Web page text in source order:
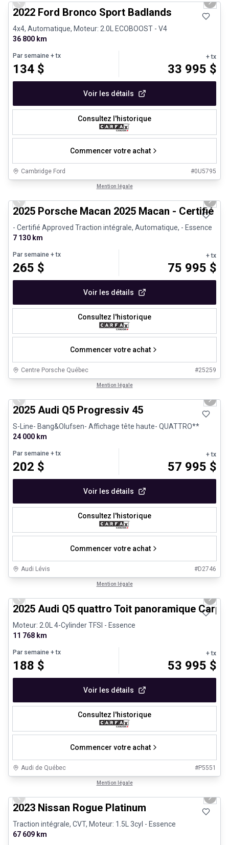
Previous slide Next
2022 Ford Bronco Sport Badlands
4x4, Automatique, Moteur: 2.0L ECOBOOST - V4
36 800 km
Par semaine + tx
134 $
+ tx
33 995 $
Voir les détails
Consultez l'historique
Commencer votre achat
Cambridge Ford #0U5795
Mention légale
Véhicules d'occasion certifiés
Previous slide Next
2025 Porsche Macan 2025 Macan - Certifié
- Certifié Approved Traction intégrale, Automatique, - Essence
7 130 km
Par semaine + tx
265 $
+ tx
75 995 $
Voir les détails
Consultez l'historique
Commencer votre achat
Centre Porsche Québec #25259
Mention légale
Véhicules d'occasion certifiés
Previous slide Next
2025 Audi Q5 Progressiv 45
S-Line- Bang&Olufsen- Affichage tête haute- QUATTRO**
24 000 km
Par semaine + tx
202 $
+ tx
57 995 $
Voir les détails
Consultez l'historique
Commencer votre achat
Audi Lévis #D2746
Mention légale
Véhicules d'occasion certifiés
Previous slide Next
2025 Audi Q5 quattro Toit panoramique
Moteur: 2.0L 4-Cylinder TFSI - Essence
11 768 km
Par semaine + tx
188 $
+ tx
53 995 $
Voir les détails
Consultez l'historique
Commencer votre achat
Audi de Québec #P5551
Mention légale
Véhicules d'occasion certifiés
Previous slide Next
2023 Nissan Rogue Platinum
Traction intégrale, CVT, Moteur: 1.5L 3cyl - Essence
67 609 km